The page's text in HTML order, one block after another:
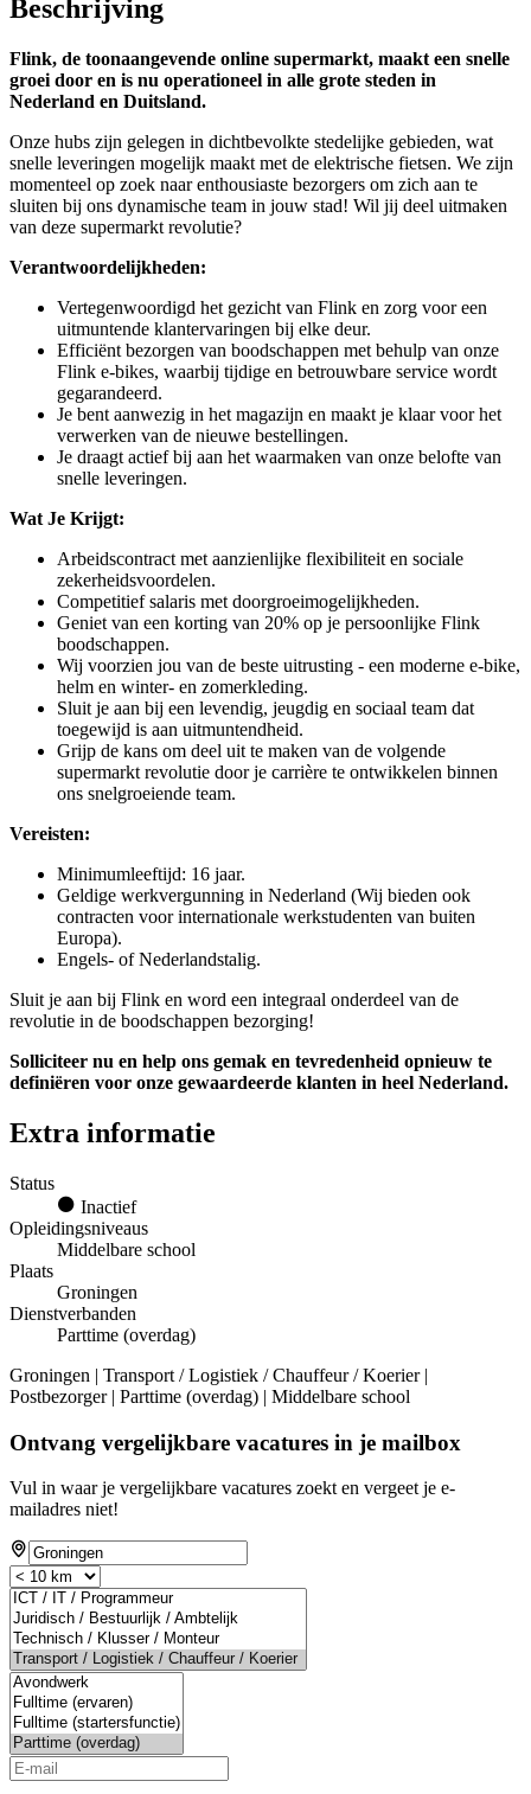
Beschrijving
Flink, de toonaangevende online supermarkt, maakt een snelle
groei door en is nu operationeel in alle grote steden in
Nederland en Duitsland.
Onze hubs zijn gelegen in dichtbevolkte stedelijke gebieden, wat
snelle leveringen mogelijk maakt met de elektrische fietsen. We zijn
momenteel op zoek naar enthousiaste bezorgers om zich aan te
sluiten bij ons dynamische team in jouw stad! Wil jij deel uitmaken
van deze supermarkt revolutie?
Verantwoordelijkheden:
Vertegenwoordigd het gezicht van Flink en zorg voor een
uitmuntende klantervaringen bij elke deur.
Efficiënt bezorgen van boodschappen met behulp van onze
Flink e-bikes, waarbij tijdige en betrouwbare service wordt
gegarandeerd.
Je bent aanwezig in het magazijn en maakt je klaar voor het
verwerken van de nieuwe bestellingen.
Je draagt actief bij aan het waarmaken van onze belofte van
snelle leveringen.
Wat Je Krijgt:
Arbeidscontract met aanzienlijke flexibiliteit en sociale
zekerheidsvoordelen.
Competitief salaris met doorgroeimogelijkheden.
Geniet van een korting van 20% op je persoonlijke Flink
boodschappen.
Wij voorzien jou van de beste uitrusting - een moderne e-bike,
helm en winter- en zomerkleding.
Sluit je aan bij een levendig, jeugdig en sociaal team dat
toegewijd is aan uitmuntendheid.
Grijp de kans om deel uit te maken van de volgende
supermarkt revolutie door je carrière te ontwikkelen binnen
ons snelgroeiende team.
Vereisten:
Minimumleeftijd: 16 jaar.
Geldige werkvergunning in Nederland (Wij bieden ook
contracten voor internationale werkstudenten van buiten
Europa).
Engels- of Nederlandstalig.
Sluit je aan bij Flink en word een integraal onderdeel van de
revolutie in de boodschappen bezorging!
Solliciteer nu en help ons gemak en tevredenheid opnieuw te
definiëren voor onze gewaardeerde klanten in heel Nederland.
Extra informatie
Status
Inactief
Opleidingsniveaus
Middelbare school
Plaats
Groningen
Dienstverbanden
Parttime (overdag)
Groningen | Transport / Logistiek / Chauffeur / Koerier |
Postbezorger | Parttime (overdag) | Middelbare school
Ontvang vergelijkbare vacatures in je mailbox
Vul in waar je vergelijkbare vacatures zoekt en vergeet je e-
mailadres niet!